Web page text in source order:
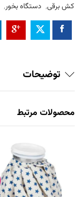
کش برقی, دستگاه بخور,
توضیحات
محصولات مرتبط